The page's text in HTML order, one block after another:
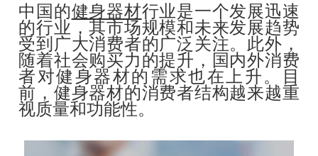
中国的健身器材行业是一个发展迅速
的行业，其市场规模和未来发展趋势
受到广大消费者的广泛关注。此外，
随着社会购买力的提升，国内外消费
者对健身器材的需求也在上升。目
前，健身器材的消费者结构越来越重
视质量和功能性。